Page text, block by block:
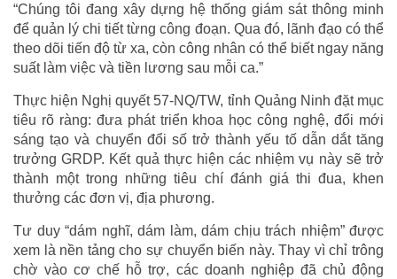
“Chúng tôi đang xây dựng hệ thống giám sát thông minh
để quản lý chi tiết từng công đoạn. Qua đó, lãnh đạo có thể
theo dõi tiến độ từ xa, còn công nhân có thể biết ngay năng
suất làm việc và tiền lương sau mỗi ca.”
Thực hiện Nghị quyết 57-NQ/TW, tỉnh Quảng Ninh đặt mục
tiêu rõ ràng: đưa phát triển khoa học công nghệ, đổi mới
sáng tạo và chuyển đổi số trở thành yếu tố dẫn dắt tăng
trưởng GRDP. Kết quả thực hiện các nhiệm vụ này sẽ trở
thành một trong những tiêu chí đánh giá thi đua, khen
thưởng các đơn vị, địa phương.
Tư duy “dám nghĩ, dám làm, dám chịu trách nhiệm” được
xem là nền tảng cho sự chuyển biến này. Thay vì chỉ trông
chờ vào cơ chế hỗ trợ, các doanh nghiệp đã chủ động